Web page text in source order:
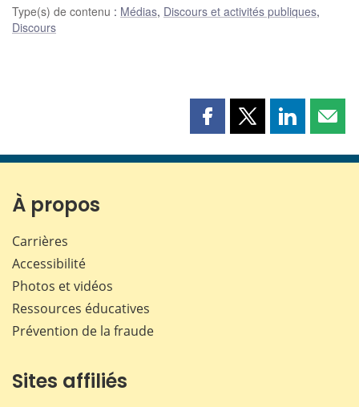
Type(s) de contenu : Médias, Discours et activités publiques,
Discours
Partager
page
Partager
page
Partager
page page
À propos
Carrières
Accessibilité
Photos et vidéos
Ressources éducatives
Prévention de la fraude
Sites affiliés